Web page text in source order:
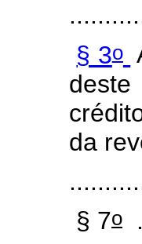
§ 3o
da
§ 7o